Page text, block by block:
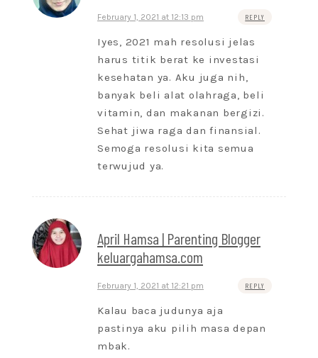
February 1, 2021 at 12:13 pm REPLY
Iyes, 2021 mah resolusi jelas
harus titik berat ke investasi
kesehatan ya. Aku juga nih,
banyak beli alat olahraga, beli
vitamin, dan makanan bergizi.
Sehat jiwa raga dan finansial.
Semoga resolusi kita semua
terwujud ya.
April Hamsa | Parenting Blogger
keluargahamsa.com
February 1, 2021 at 12:21 pm REPLY
Kalau baca judunya aja
pastinya aku pilih masa depan
mbak.